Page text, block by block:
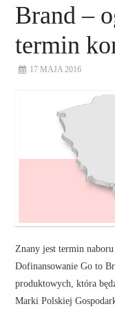
Brand –
termin
17 MAJA 2016
Znany jest termin
Dofinansowanie Go to
produktowych, która
Marki Polskiej